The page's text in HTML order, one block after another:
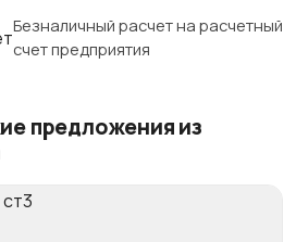
Безналичный расчет на расчетный
счет предприятия
предложения из